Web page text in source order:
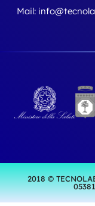
Mail:
2018 ©